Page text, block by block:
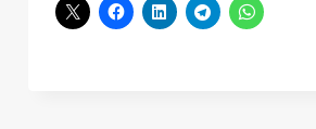
2018-